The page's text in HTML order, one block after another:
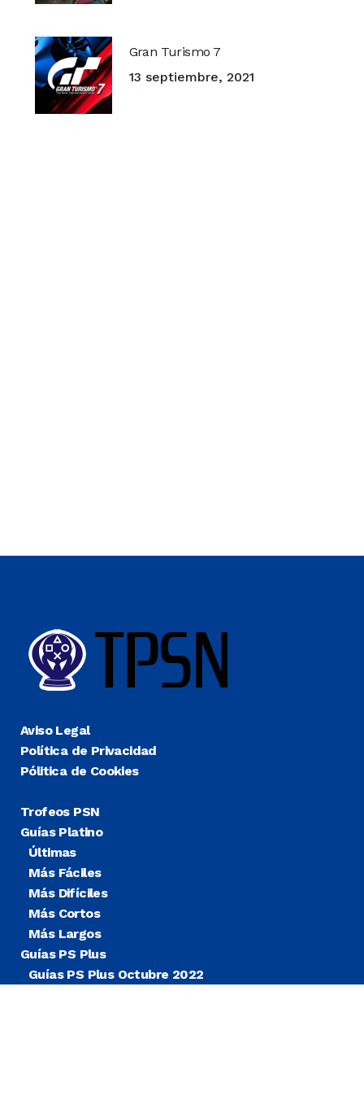
Gran Turismo 7
13 septiembre, 2021
Aviso Legal
Política de Privacidad
Pólitica de Cookies
Trofeos PSN
Guías Platino
Últimas
Más Fáciles
Más Difíciles
Más Cortos
Más Largos
Guías PS Plus
Guías PS Plus Octubre 2022